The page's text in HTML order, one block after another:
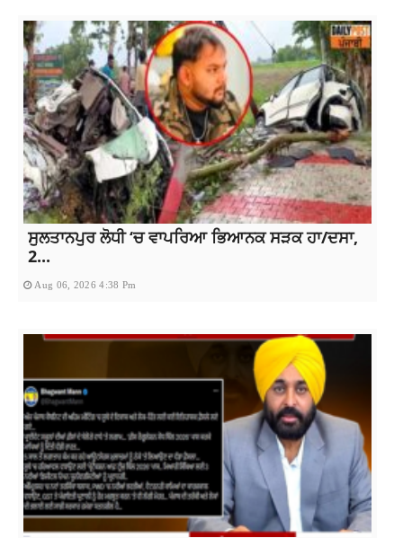
ਸੁਲਤਾਨਪੁਰ ਲੋਧੀ ‘ਚ ਵਾਪਰਿਆ ਭਿਆਨਕ ਸੜਕ ਹਾ/ਦਸਾ,
2...
Aug 06, 2026 4:38 Pm